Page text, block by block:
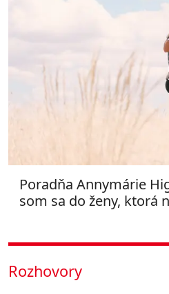
Poradňa Annymárie
som sa do ženy, ktorá
Rozhovory